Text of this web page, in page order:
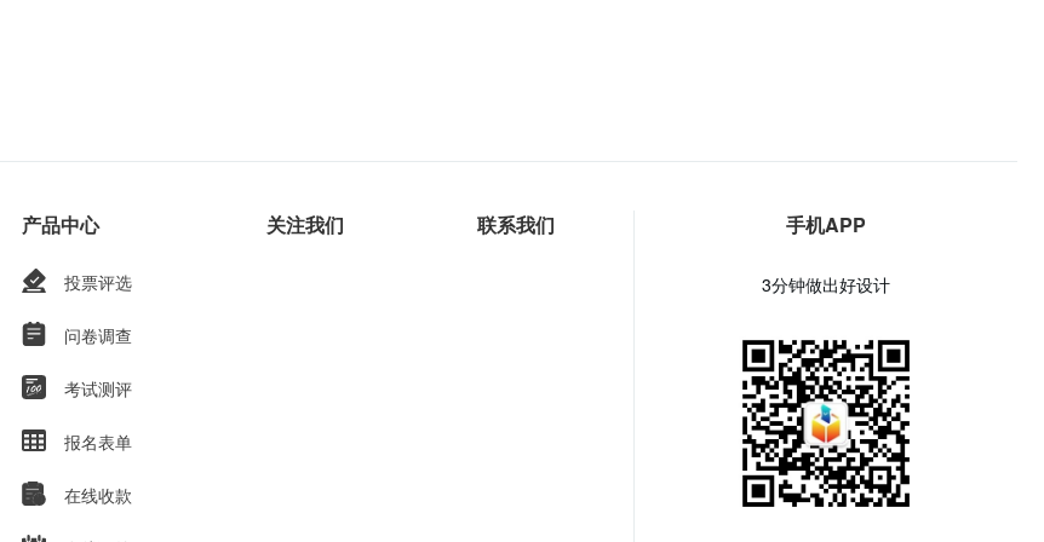
产品中心
投票评选
问卷调查
考试测评
报名表单
在线收款
关注我们 联系我们 手机APP
3分钟做出好设计